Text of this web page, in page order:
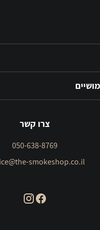
צרו קשר
050-638-8769
smokeshop.co.il